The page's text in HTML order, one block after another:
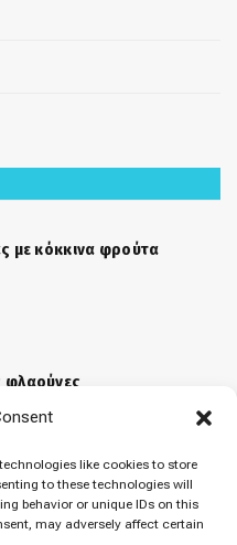
like cookies to store
to these technologies will
behavior or unique IDs on this
may adversely affect certain
με κόκκινα φρούτα
φλαούνες